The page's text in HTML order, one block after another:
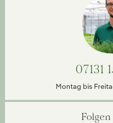
07131
Montag bis
Folgen